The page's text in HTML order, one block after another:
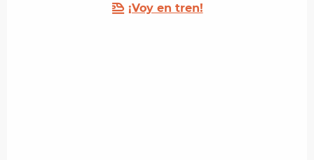
¡Voy en tren!